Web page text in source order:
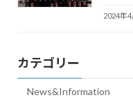
2024年4
カテゴリー
News&Information